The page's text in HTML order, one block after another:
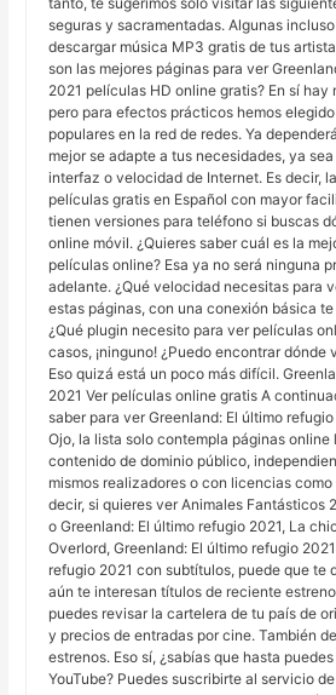
seguras y sacramentadas. Algunas
descargar música MP3 gratis de tus
son las mejores páginas para ver
2021 películas HD online gratis? En sí hay
pero para efectos prácticos hemos
populares en la red de redes. Ya
mejor se adapte a tus necesidades, ya
interfaz o velocidad de Internet. Es decir,
películas gratis en Español con mayor
tienen versiones para teléfono si buscas
online móvil. ¿Quieres saber cuál es la
películas online? Esa ya no será ninguna
adelante. ¿Qué velocidad necesitas para
estas páginas, con una conexión básica
¿Qué plugin necesito para ver películas
casos, ¡ninguno! ¿Puedo encontrar dónde
Eso quizá está un poco más difícil.
2021 Ver películas online gratis A
saber para ver Greenland: El último
Ojo, la lista solo contempla páginas online
contenido de dominio público,
mismos realizadores o con licencias
decir, si quieres ver Animales Fantásticos
o Greenland: El último refugio 2021, La
Overlord, Greenland: El último refugio
refugio 2021 con subtítulos, puede que te
aún te interesan títulos de reciente
puedes revisar la cartelera de tu país de
y precios de entradas por cine. También
estrenos. Eso sí, ¿sabías que hasta
YouTube? Puedes suscribirte al servicio